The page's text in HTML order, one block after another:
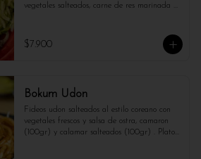
vegetales salteados, carne de res marinada
disfrutar de una explosión de sabores y
texturas en cada bocado.
$7.900
Bokum Udon
Fideos udon salteados al estilo coreano con
vegetales frescos y salsa de ostra, camaron
(100gr) y calamar salteados (100gr) . Plato